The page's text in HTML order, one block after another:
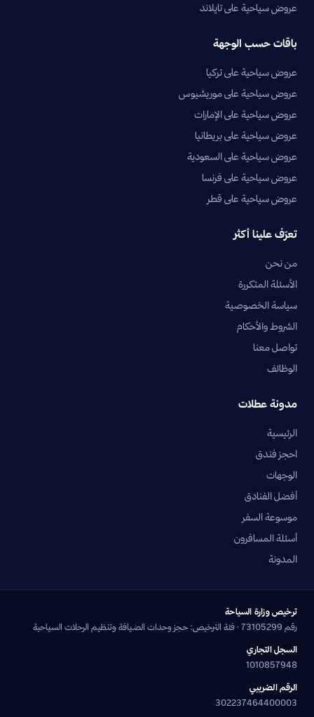
عروض سياحية على تايلاند
باقات حسب الوجهة
عروض سياحية على تركيا
عروض سياحية على موريشيوس
عروض سياحية على الإمارات
عروض سياحية على بريطانيا
عروض سياحية على السعودية
عروض سياحية على فرنسا
عروض سياحية على قطر
تعرّف علينا أكثر
من نحن
الأسئلة المتكررة
سياسة الخصوصية
الشروط والأحكام
تواصل معنا
الوظائف
مدونة عطلات
الرئيسية
احجز فندق
الوجهات
أفضل الفنادق
موسوعة السفر
أسئلة المسافرون
المدونة
ترخيص وزارة السياحة
رقم 73105299 · فئة الترخيص: حجز وحدات الضيافة وتنظيم الرحلات السياحية
السجل التجاري
1010857948
الرقم الضريبي
302237464400003